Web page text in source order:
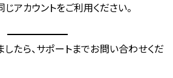
アカウントをご利用ください。
たら、サポートまでお問い合わせくだ